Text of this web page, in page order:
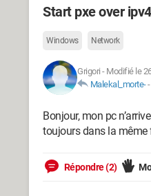
Start pxe over ipv4
Windows Network
Grigori - Modifié le
Malekal_morte--
Bonjour, mon pc
toujours dans la même
Répondre (2)